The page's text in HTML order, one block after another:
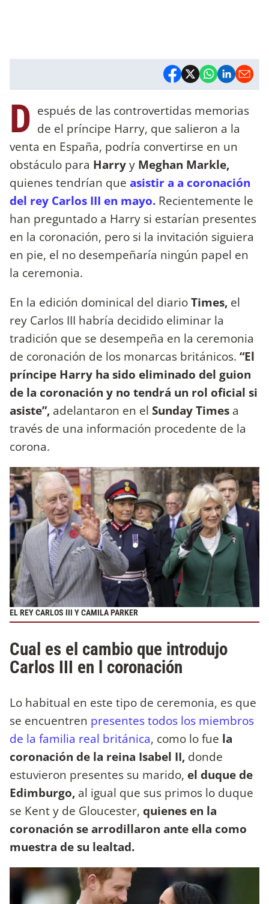
D espués de las controvertidas memorias
de el príncipe Harry, que salieron a la
venta en España, podría convertirse en un
obstáculo para Harryy Meghan Markle,
quienes tendrían que asistir a a coronación
del rey Carlos III en mayo. Recientemente le
han preguntado a Harry si estarían presentes
en la coronación, pero si la invitación siguiera
en pie, el no desempeñaría ningún papel en
la ceremonia.
En la edición dominical del diarioTimes, el
rey Carlos III habría decidido eliminar la
tradición que se desempeña en la ceremonia
de coronación de los monarcas británicos. “El
príncipe Harry ha sido eliminado del guion
de la coronación y no tendrá un rol oficial si
asiste”, adelantaron en el Sunday Times a
través de una información procedente de la
corona.
EL REY CARLOS III Y CAMILA PARKER
Cual es el cambio que introdujo
Carlos III en l coronación
Lo habitual en este tipo de ceremonia, es que
se encuentren presentes todos los miembros
de la familia real británica, como lo fue la
coronación de la reina Isabel II, donde
estuvieron presentes su marido, el duque de
Edimburgo, al igual que sus primos lo duque
se Kent y de Gloucester, quienes en la
coronación se arrodillaron ante ella como
muestra de su lealtad.